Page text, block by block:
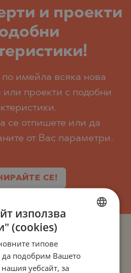
и проекти
имейла всяка нова
или проекти с подобни
се отпишете или да
от Вас параметри.
СЕ!
МЕСТА
използва
(cookies)
типове
да подобрим Вашето
уебсайт, за